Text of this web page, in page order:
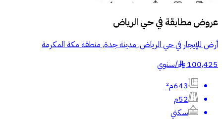
عروض مطابقة فيحي الرياض
أرض للإيجار في حي الرياض, مدينة جدة, منطقة مكة المكرمة
100,425
§
/سنوي
643م²
52م
سكني